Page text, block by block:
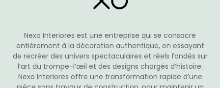
Nexo Interiores est une entreprise qui se consacre
entièrement à la décoration authentique, en essayant
de recréer des univers spectaculaires et réels fondés sur
l’art du trompe-l’œil et des designs chargés d’histoire.
Nexo Interiores offre une transformation rapide d’une